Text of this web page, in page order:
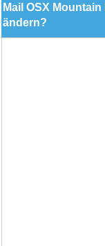
Mail OSX
ändern?